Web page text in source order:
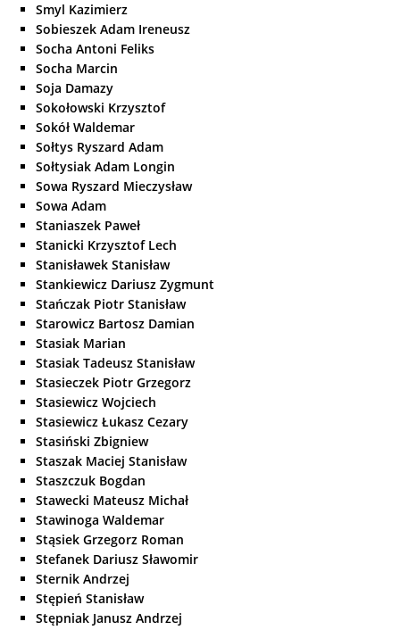
Smyl Kazimierz
Sobieszek Adam Ireneusz
Socha Antoni Feliks
Socha Marcin
Soja Damazy
Sokołowski Krzysztof
Sokół Waldemar
Sołtys Ryszard Adam
Sołtysiak Adam Longin
Sowa Ryszard Mieczysław
Sowa Adam
Staniaszek Paweł
Stanicki Krzysztof Lech
Stanisławek Stanisław
Stankiewicz Dariusz Zygmunt
Stańczak Piotr Stanisław
Starowicz Bartosz Damian
Stasiak Marian
Stasiak Tadeusz Stanisław
Stasieczek Piotr Grzegorz
Stasiewicz Wojciech
Stasiewicz Łukasz Cezary
Stasiński Zbigniew
Staszak Maciej Stanisław
Staszczuk Bogdan
Stawecki Mateusz Michał
Stawinoga Waldemar
Stąsiek Grzegorz Roman
Stefanek Dariusz Sławomir
Sternik Andrzej
Stępień Stanisław
Stępniak Janusz Andrzej